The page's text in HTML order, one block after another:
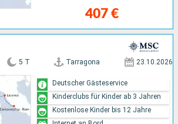
407 €
5 T Tarragona 23.10.2026
Deutscher Gästeservice
Kinderclubs für Kinder ab 3 Jahren
Kostenlose Kinder bis 12 Jahre